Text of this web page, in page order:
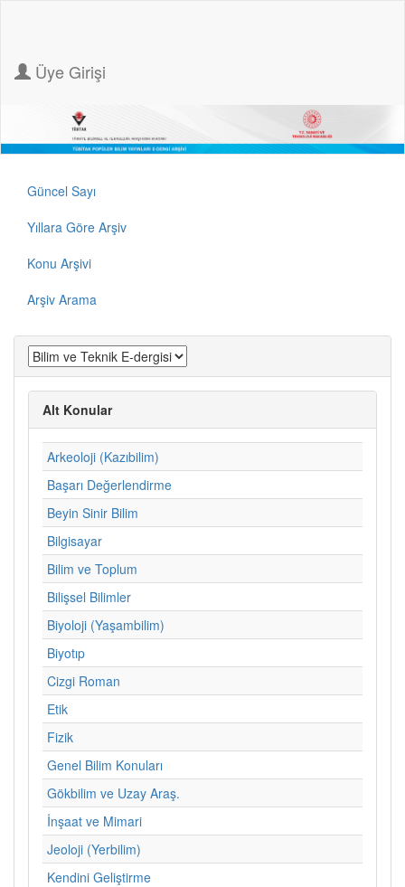
Üye Girişi
Güncel Sayı
Yıllara Göre Arşiv
Konu Arşivi
Arşiv Arama
Alt Konular
Arkeoloji (Kazıbilim)
Başarı Değerlendirme
Beyin Sinir Bilim
Bilgisayar
Bilim ve Toplum
Bilişsel Bilimler
Biyoloji (Yaşambilim)
Biyotıp
Cizgi Roman
Etik
Fizik
Genel Bilim Konuları
Gökbilim ve Uzay Araş.
İnşaat ve Mimari
Jeoloji (Yerbilim)
Kendini Geliştirme